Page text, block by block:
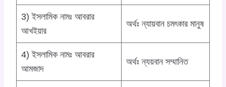
3) ইসলামিক নামঃ আবরার
আখইয়ার
অর্থঃ ন্যায়বান চমৎকার মানুষ
4) ইসলামিক নামঃ আবরার
আমজাদ
অর্থঃ ন্যয়বান সম্মানিত